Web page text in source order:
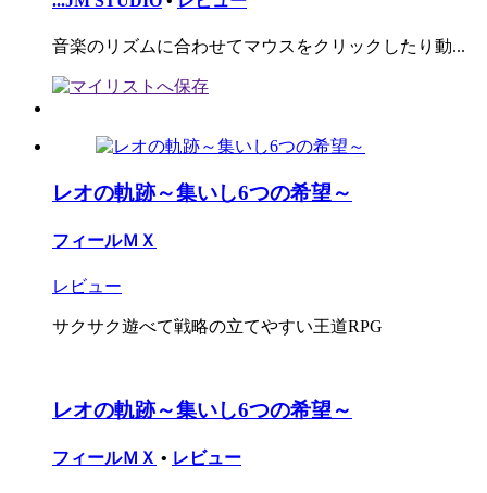
音楽のリズムに合わせてマウスをクリックしたり動...
レオの軌跡～集いし6つの希望～
フィールＭＸ
レビュー
サクサク遊べて戦略の立てやすい王道RPG
レオの軌跡～集いし6つの希望～
フィールＭＸ • レビュー